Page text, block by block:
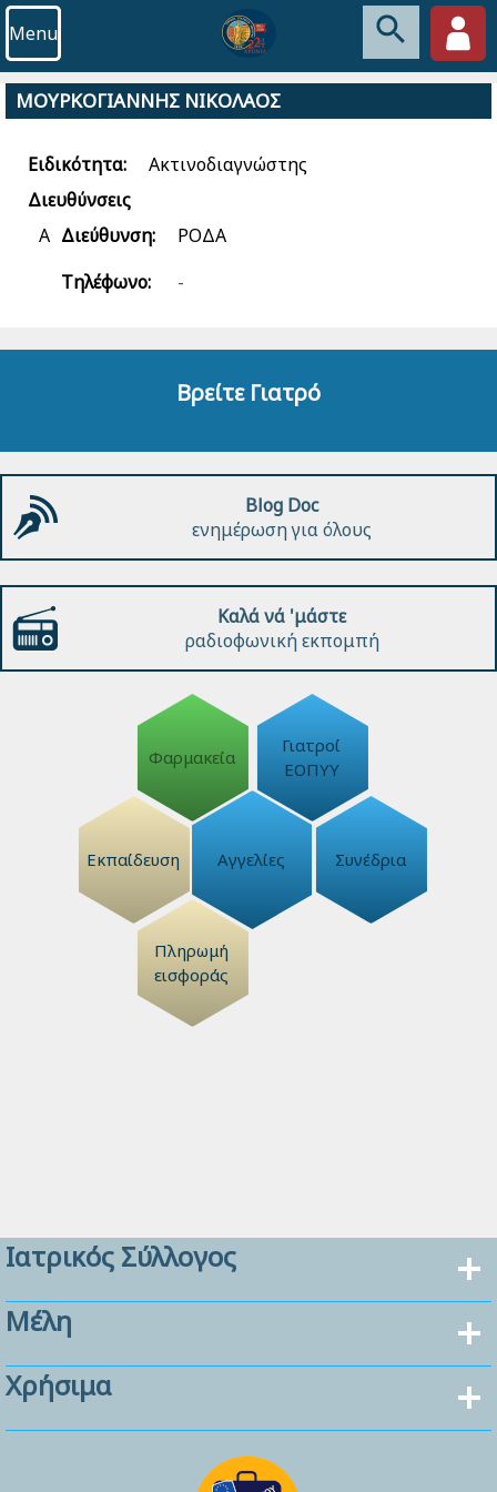
Menu
ΜΟΥΡΚΟΓΙΑΝΝΗΣ ΝΙΚΟΛΑΟΣ
Ειδικότητα:
Ακτινοδιαγνώστης
Διευθύνσεις
Α Διεύθυνση:
ΡΟΔΑ
Τηλέφωνο:
-
Βρείτε Γιατρό
Blog Doc
ενημέρωση για όλους
Καλά νά 'μάστε
ραδιοφωνική εκπομπή
Φαρμακεία
Γιατροί
ΕΟΠΥΥ
Εκπαίδευση Αγγελίες Συνέδρια
Πληρωμή
εισφοράς
Ιατρικός Σύλλογος
Μέλη
Χρήσιμα